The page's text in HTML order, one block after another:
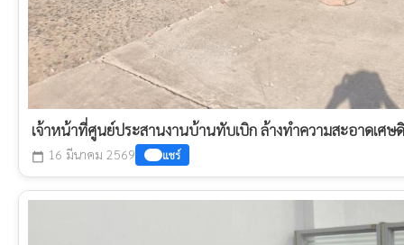
เจ้าหน้าที่ศูนย์ประสานงานบ้านทับเบิก ล้างทำความสะอาดเศ
calendar_today 16 มีนาคม 2569 แชร์